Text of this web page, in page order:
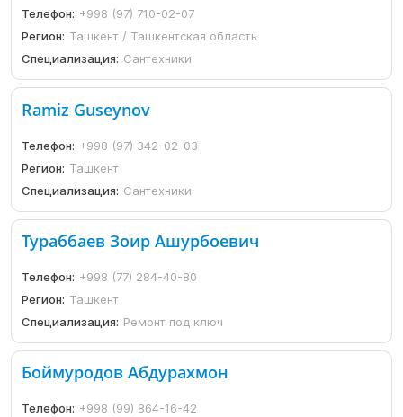
Телефон: +998 (97) 710-02-07
Регион: Ташкент / Ташкентская область
Специализация: Сантехники
Ramiz Guseynov
Телефон: +998 (97) 342-02-03
Регион: Ташкент
Специализация: Сантехники
Тураббаев Зоир Ашурбоевич
Телефон: +998 (77) 284-40-80
Регион: Ташкент
Специализация: Ремонт под ключ
Боймуродов Абдурахмон
Телефон: +998 (99) 864-16-42